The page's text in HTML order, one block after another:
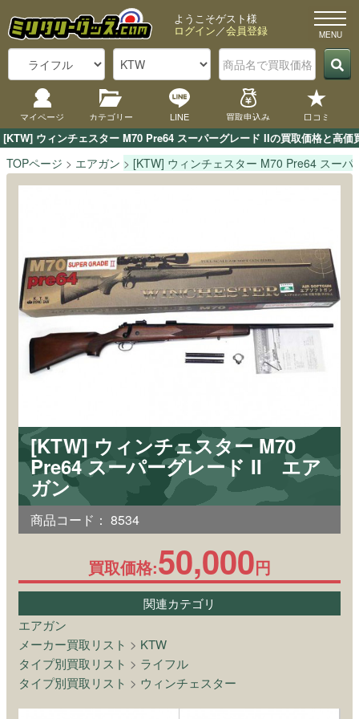
[KTW] ウィンチェスター M70 Pre64 スーパーグレード IIの買取価格と高
ようこそゲスト様
ログイン／会員登録
マイページ カテゴリー LINE 買取申込み 口コミ
TOPページ エアガン [KTW] ウィンチェスター M70 Pre64 スーパ
[KTW] ウィンチェスター M70
Pre64 スーパーグレード II エア
ガン
商品コード： 8534
買取価格:50,000円
関連カテゴリ
エアガン
メーカー買取リスト > KTW
タイプ別買取リスト > ライフル
タイプ別買取リスト > ウィンチェスター